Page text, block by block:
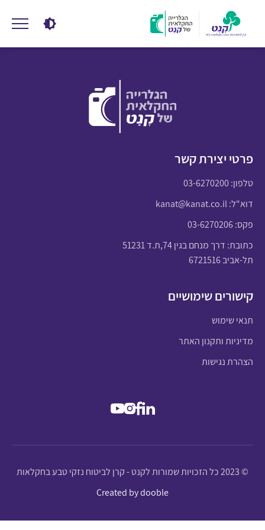
פרטי יצירת קשר
טלפון:03-6270200
דוא"ל:kanat@kanat.co.il
פקס: 03-6270206
כתובת: דרך מנחם בגין 74,ת.ד 51231
תל-אביב 6721516
קישורים שימושיים
תנאי שימוש
מדיניות ותקנון האתר
הצהרת נגישות
© 2023 כל הזכויות שמורות לקנט - קרן לביטוח נזקי טבע בחקלאות
Created by dooble